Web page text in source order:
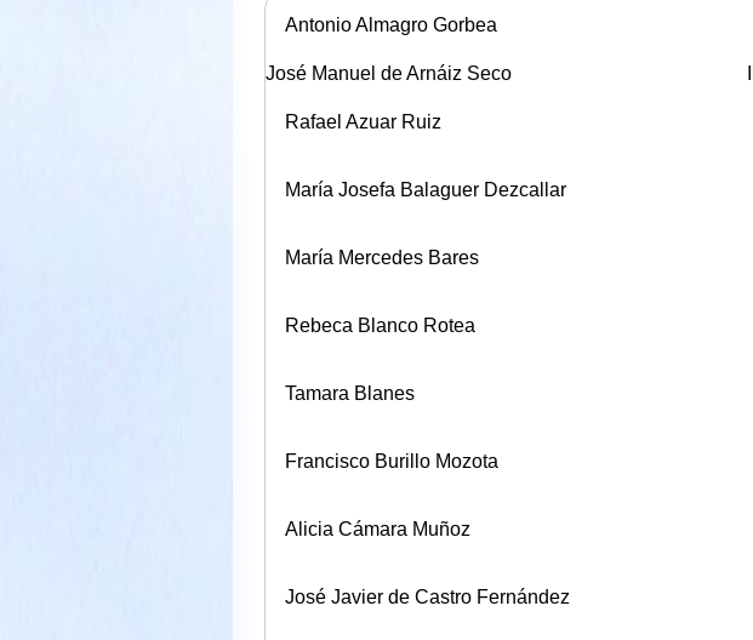
Antonio Almagro Gorbea
José Manuel de Arnáiz Seco
Rafael Azuar Ruiz
María Josefa Balaguer Dezcallar
María Mercedes Bares
Rebeca Blanco Rotea
Tamara Blanes
Francisco Burillo Mozota
Alicia Cámara Muñoz
José Javier de Castro Fernández